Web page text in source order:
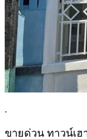
.
ขายด่วน ทาวน์เฮ